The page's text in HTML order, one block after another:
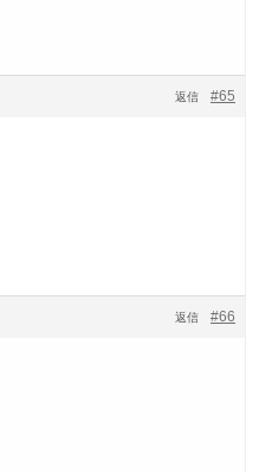
#65
返信
#66
返信